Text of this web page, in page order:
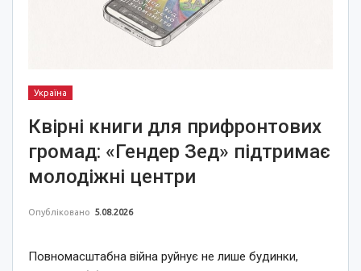
Україна
Квірні книги для прифронтових
громад: «Гендер Зед» підтримає
молодіжні центри
Опубліковано 5.08.2026
Повномасштабна війна руйнує не лише будинки,